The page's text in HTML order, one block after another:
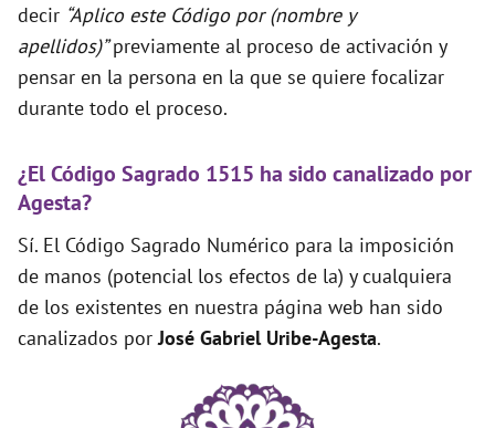
decir “Aplico este Código por (nombre y
apellidos)”previamente al proceso de activación y
pensar en la persona en la que se quiere focalizar
durante todo el proceso.
¿El Código Sagrado 1515 ha sido canalizado por
Agesta?
Sí. El Código Sagrado Numérico para la imposición
de manos (potencial los efectos de la) y cualquiera
de los existentes en nuestra página web han sido
canalizados por José Gabriel Uribe-Agesta.